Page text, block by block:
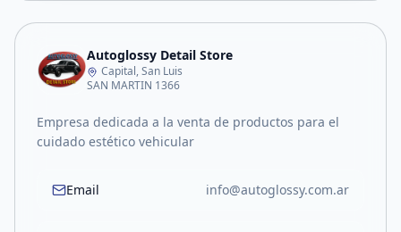
Autoglossy Detail Store
Capital, San Luis
SAN MARTIN 1366
Empresa dedicada a la venta de productos para el
cuidado estético vehicular
Email info@autoglossy.com.ar